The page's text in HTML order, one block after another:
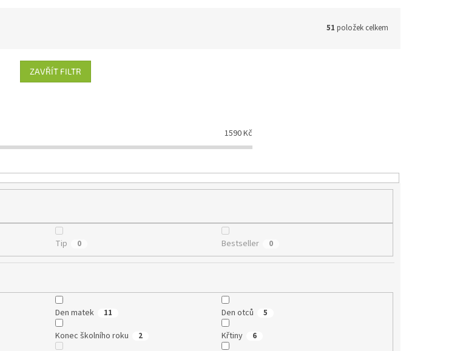
51 položek celkem
ZAVŘÍT FILTR
1590Kč
Tip 0 Bestseller 0
Den matek 11 Den otců 5
Konec školního roku 2 Křtiny 6